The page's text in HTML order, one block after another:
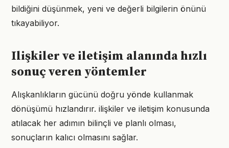
bildiğini düşünmek, yeni ve değerli bilgilerin önünü
tıkayabiliyor.
Ilişkiler ve iletişim alanında hızlı
sonuç veren yöntemler
Alışkanlıkların gücünü doğru yönde kullanmak
dönüşümü hızlandırır. ilişkiler ve iletişim konusunda
atılacak her adımın bilinçli ve planlı olması,
sonuçların kalıcı olmasını sağlar.